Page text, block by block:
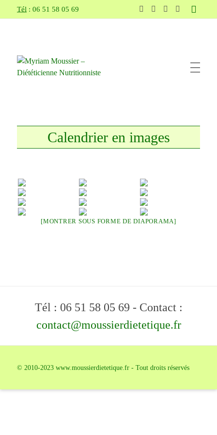
Tél : 06 51 58 05 69
Calendrier en images
[MONTRER SOUS FORME DE DIAPORAMA]
Tél : 06 51 58 05 69 - Contact :
contact@moussierdietetique.fr
© 2010-2023 www.moussierdietetique.fr - Tout droits réservés